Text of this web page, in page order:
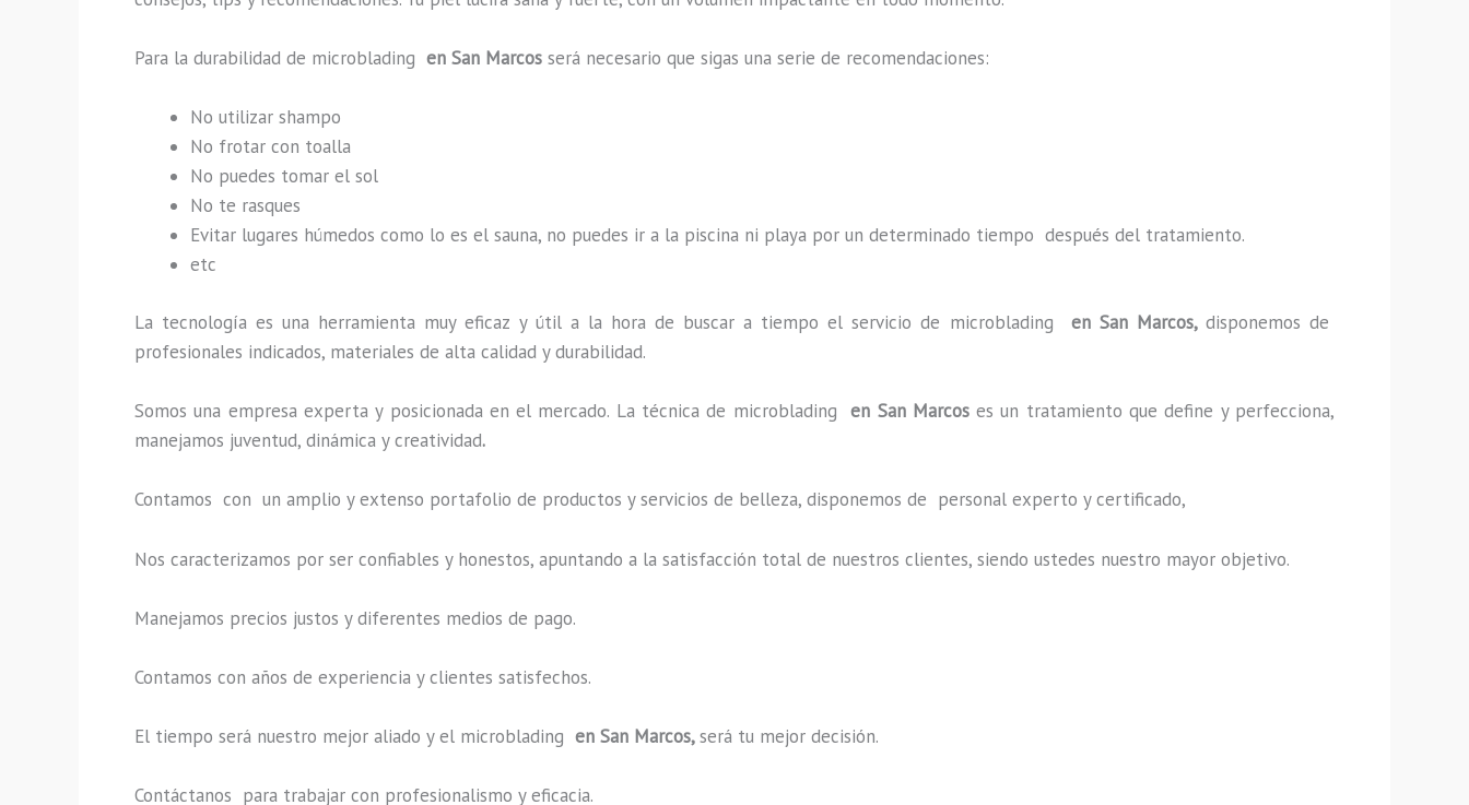
Para la durabilidad de microblading en San Marcos será necesario que sigas una serie de recomendaciones:
No utilizar shampo
No frotar con toalla
No puedes tomar el sol
No te rasques
Evitar lugares húmedos como lo es el sauna, no puedes ir a la piscina ni playa por un determinado tiempo después del tratamiento.
etc
La tecnología es una herramienta muy eficaz y útil a la hora de buscar a tiempo el servicio de microblading en San Marcos, disponemos de
profesionales indicados, materiales de alta calidad y durabilidad.
Somos una empresa experta y posicionada en el mercado. La técnica de microblading en San Marcoses un tratamiento que define y perfecciona,
manejamos juventud, dinámica y creatividad.
Contamos con un amplio y extenso portafolio de productos y servicios de belleza, disponemos de personal experto y certificado,
Nos caracterizamos por ser confiables y honestos, apuntando a la satisfacción total de nuestros clientes, siendo ustedes nuestro mayor objetivo.
Manejamos precios justos y diferentes medios de pago.
Contamos con años de experiencia y clientes satisfechos.
El tiempo será nuestro mejor aliado y el microblading en San Marcos,será tu mejor decisión.
Contáctanos para trabajar con profesionalismo y eficacia.